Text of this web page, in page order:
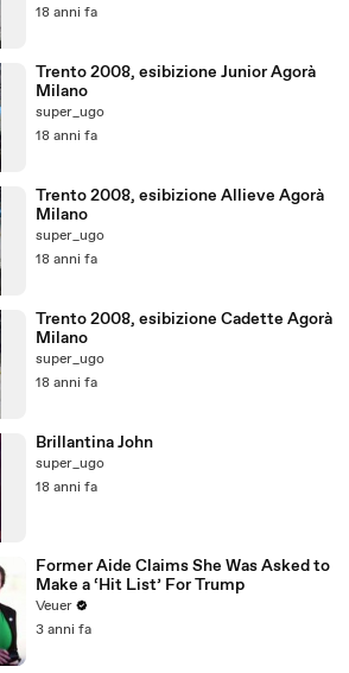
18 anni fa
Trento 2008, esibizione Junior Agorà
Milano
super_ugo
18 anni fa
Trento 2008, esibizione Allieve Agorà
Milano
super_ugo
18 anni fa
Trento 2008, esibizione Cadette Agorà
Milano
super_ugo
18 anni fa
Brillantina John
super_ugo
18 anni fa
Former Aide Claims She Was Asked to
Make a ‘Hit List’ For Trump
Veuer
3 anni fa